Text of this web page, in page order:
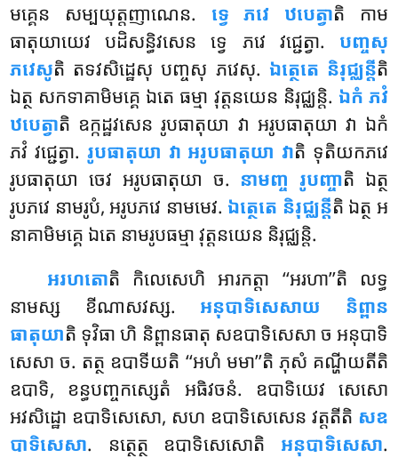
មគ្គេន សម្បយុត្តញាណេន. ទ្វេ ភវេ ឋបេត្វាតិ កាម
ធាតុយាយេវ បដិសន្ធិវសេន ទ្វេ ភវេ វជ្ជេត្វា. បញ្ចសុ
ភវេសូតិ តទវសិដ្ឋេសុ បញ្ចសុ ភវេសុ. ឯត្ថេតេ និរុជ្ឈន្តីតិ
ឯត្ថ សកទាគាមិមគ្គេ ឯតេ ធម្មា វុត្តនយេន និរុជ្ឈន្តិ. ឯកំ ភវំ
ឋបេត្វាតិ ឧក្កដ្ឋវសេន រូបធាតុយា វា អរូបធាតុយា វា ឯកំ
ភវំ វជ្ជេត្វា. រូបធាតុយា វា អរូបធាតុយា វាតិ ទុតិយកភវេ
រូបធាតុយា ចេវ អរូបធាតុយា ច. នាមញ្ច រូបញ្ចាតិ ឯត្ថ
រូបភវេ នាមរូបំ, អរូបភវេ នាមមេវ. ឯត្ថេតេ និរុជ្ឈន្តីតិ ឯត្ថ អ
នាគាមិមគ្គេ ឯតេ នាមរូបធម្មា វុត្តនយេន និរុជ្ឈន្តិ.
អរហតោតិ កិលេសេហិ អារកត្តា ‘‘អរហា’’តិ លទ្ធ
នាមស្ស ខីណាសវស្ស. អនុបាទិសេសាយ និព្ពាន
ធាតុយាតិ ទុវិធា ហិ និព្ពានធាតុ សឧបាទិសេសា ច អនុបាទិ
សេសា ច. តត្ថ ឧបាទីយតិ ‘‘អហំ មមា’’តិ ភុសំ គណ្ហីយតីតិ
ឧបាទិ, ខន្ធបញ្ចកស្សេតំ អធិវចនំ. ឧបាទិយេវ សេសោ
អវសិដ្ឋោ ឧបាទិសេសោ, សហ ឧបាទិសេសេន វត្តតីតិ សឧ
បាទិសេសា. នត្ថេត្ថ ឧបាទិសេសោតិ អនុបាទិសេសា.